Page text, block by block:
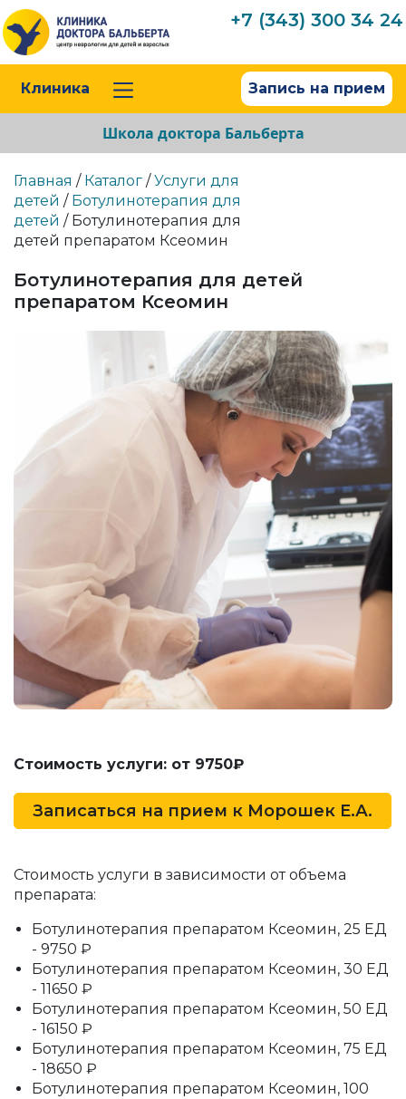
+7 (343) 300 34 24
Клиника Запись на прием
Школа доктора Бальберта
Главная / Каталог / Услуги для
детей / Ботулинотерапия для
детей / Ботулинотерапия для
детей препаратом Ксеомин
Ботулинотерапия для детей
препаратом Ксеомин
Стоимость услуги: от 9750₽
Записаться на прием к Морошек Е.А.
Стоимость услуги в зависимости от объема
препарата:
Ботулинотерапия препаратом Ксеомин, 25 ЕД
- 9750 ₽
Ботулинотерапия препаратом Ксеомин, 30 ЕД
- 11650 ₽
Ботулинотерапия препаратом Ксеомин, 50 ЕД
- 16150 ₽
Ботулинотерапия препаратом Ксеомин, 75 ЕД
- 18650 ₽
Ботулинотерапия препаратом Ксеомин, 100